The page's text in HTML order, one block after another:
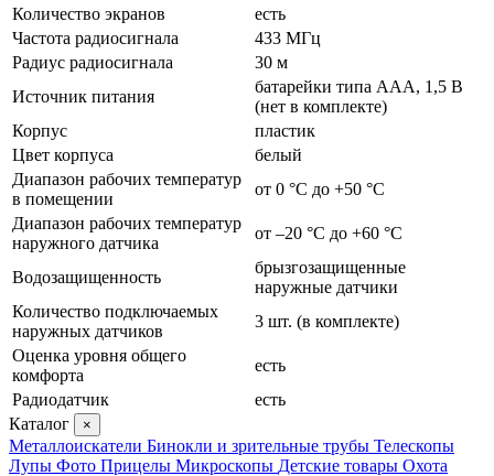
Количество экранов
есть
Частота радиосигнала
433 МГц
Радиус радиосигнала
30 м
Источник питания
батарейки типа ААА, 1,5 В
(нет в комплекте)
Корпус
пластик
Цвет корпуса
белый
Диапазон рабочих температур
в помещении
от 0 °C до +50 °C
Диапазон рабочих температур
наружного датчика
от –20 °C до +60 °C
Водозащищенность
брызгозащищенные
наружные датчики
Количество подключаемых
наружных датчиков
3 шт. (в комплекте)
Оценка уровня общего
комфорта
есть
Радиодатчик
есть
Каталог
×
Металлоискатели Бинокли и зрительные трубы Телескопы
Лупы Фото Прицелы Микроскопы Детские товары Охота